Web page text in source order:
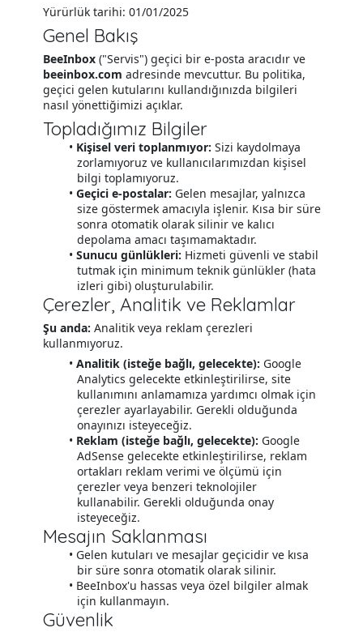
Yürürlük tarihi: 01/01/2025
Genel Bakış
BeeInbox("Servis") geçici bir e-posta aracıdır ve
beeinbox.com adresinde mevcuttur. Bu politika,
geçici gelen kutularını kullandığınızda bilgileri
nasıl yönettiğimizi açıklar.
Topladığımız Bilgiler
Kişisel veri toplanmıyor: Sizi kaydolmaya
zorlamıyoruz ve kullanıcılarımızdan kişisel
bilgi toplamıyoruz.
Geçici e-postalar: Gelen mesajlar, yalnızca
size göstermek amacıyla işlenir. Kısa bir süre
sonra otomatik olarak silinir ve kalıcı
depolama amacı taşımamaktadır.
Sunucu günlükleri: Hizmeti güvenli ve stabil
tutmak için minimum teknik günlükler (hata
izleri gibi) oluşturulabilir.
Çerezler, Analitik ve Reklamlar
Şu anda: Analitik veya reklam çerezleri
kullanmıyoruz.
Analitik (isteğe bağlı, gelecekte): Google
Analytics gelecekte etkinleştirilirse, site
kullanımını anlamamıza yardımcı olmak için
çerezler ayarlayabilir. Gerekli olduğunda
onayınızı isteyeceğiz.
Reklam (isteğe bağlı, gelecekte): Google
AdSense gelecekte etkinleştirilirse, reklam
ortakları reklam verimi ve ölçümü için
çerezler veya benzeri teknolojiler
kullanabilir. Gerekli olduğunda onay
isteyeceğiz.
Mesajın Saklanması
Gelen kutuları ve mesajlar geçicidir ve kısa
bir süre sonra otomatik olarak silinir.
BeeInbox'u hassas veya özel bilgiler almak
için kullanmayın.
Güvenlik